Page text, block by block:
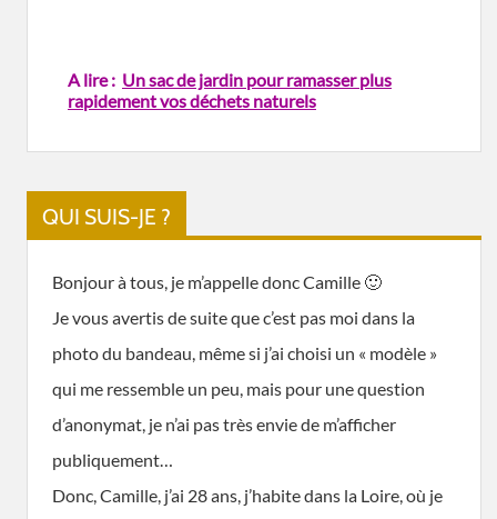
A lire : Un sac de jardin pour ramasser plus
rapidement vos déchets naturels
QUI SUIS-JE ?
Bonjour à tous, je m’appelle donc Camille 🙂
Je vous avertis de suite que c’est pas moi dans la
photo du bandeau, même si j’ai choisi un « modèle »
qui me ressemble un peu, mais pour une question
d’anonymat, je n’ai pas très envie de m’afficher
publiquement…
Donc, Camille, j’ai 28 ans, j’habite dans la Loire, où je